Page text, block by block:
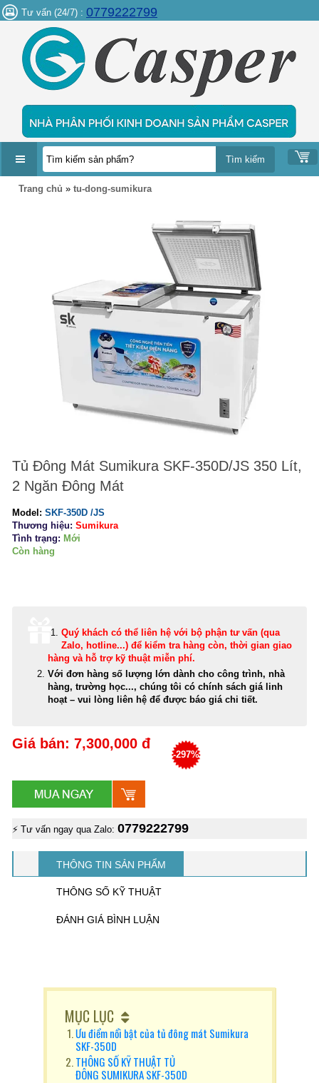
Tư vấn (24/7) : 0779222799
DANH
Trang chủ » tu-dong-sumikura
Tủ Đông Mát Sumikura SKF-350D/JS 350 Lít,
2 Ngăn Đông Mát
Model: SKF-350D /JS
Thương hiệu: Sumikura
Tình trạng: Mới
Còn hàng
Quý khách có thể liên hệ với bộ phận tư vấn (qua
Zalo, hotline...) để kiểm tra hàng còn, thời gian giao
hàng và hỗ trợ kỹ thuật miễn phí.
Với đơn hàng số lượng lớn dành cho công trình, nhà
hàng, trường học..., chúng tôi có chính sách giá linh
hoạt – vui lòng liên hệ để được báo giá chi tiết.
Giá bán: 7,300,000 đ
-297%
⚡ Tư vấn ngay qua Zalo: 0779222799
THÔNG TIN SẢN PHẨM
THÔNG SỐ KỸ THUẬT
ĐÁNH GIÁ BÌNH LUẬN
MỤC LỤC
Ưu điểm nổi bật của tủ đông mát Sumikura
SKF-350D
THÔNG SỐ KỸ THUẬT TỦ
ĐÔNG SUMIKURA SKF-350D